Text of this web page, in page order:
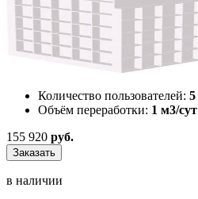
Количество пользователей: 5
Объём переработки: 1 м3/сут
155 920 руб.
Заказать
в наличии